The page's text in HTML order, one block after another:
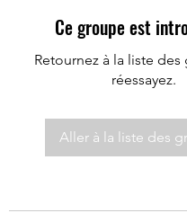
Ce groupe est
Retournez à la liste
réessayez.
Aller à la liste des